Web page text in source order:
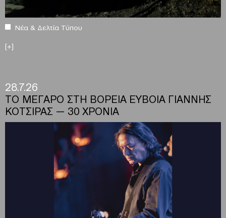
Νέα & Δελτία Τύπου
[+]
28.7.26
ΤΟ ΜΕΓΑΡΟ ΣΤΗ ΒΟΡΕΙΑ ΕΥΒΟΙΑ ΓΙΑΝΝΗΣ
ΚΟΤΣΙΡΑΣ — 30 ΧΡΟΝΙΑ